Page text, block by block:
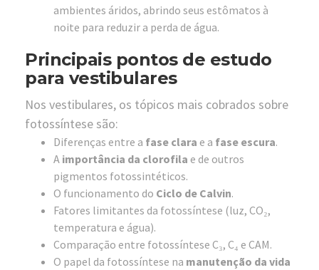
ambientes áridos, abrindo seus estômatos à
noite para reduzir a perda de água.
Principais pontos de estudo
para vestibulares
Nos vestibulares, os tópicos mais cobrados sobre
fotossíntese são:
Diferenças entre a fase clara e a fase escura.
A importância da clorofila e de outros
pigmentos fotossintéticos.
O funcionamento do Ciclo de Calvin.
Fatores limitantes da fotossíntese (luz, CO₂,
temperatura e água).
Comparação entre fotossíntese C₃, C₄ e CAM.
O papel da fotossíntese na manutenção da vida